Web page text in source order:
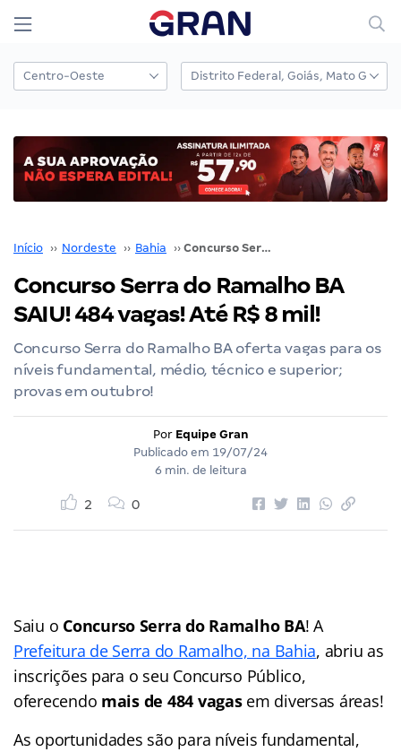
Início ›› Nordeste ›› Bahia ›› Concurso Serra do Ramalho BA SAIU! 484 vagas! Até R$ 8 mil!
Concurso Serra do Ramalho BA
SAIU! 484 vagas! Até R$ 8 mil!
Concurso Serra do Ramalho BA oferta vagas para os
níveis fundamental, médio, técnico e superior;
provas em outubro!
Por Equipe Gran
Publicado em 19/07/24
6 min. de leitura
2 0
Saiu o Concurso Serra do Ramalho BA! A
Prefeitura de Serra do Ramalho, na Bahia, abriu as
inscrições para o seu Concurso Público,
oferecendo mais de 484 vagasem diversas áreas!
As oportunidades são para níveis fundamental,